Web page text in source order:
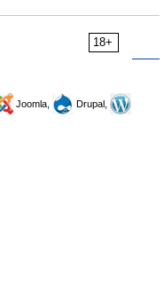
18+
Joomla,
Drupal,